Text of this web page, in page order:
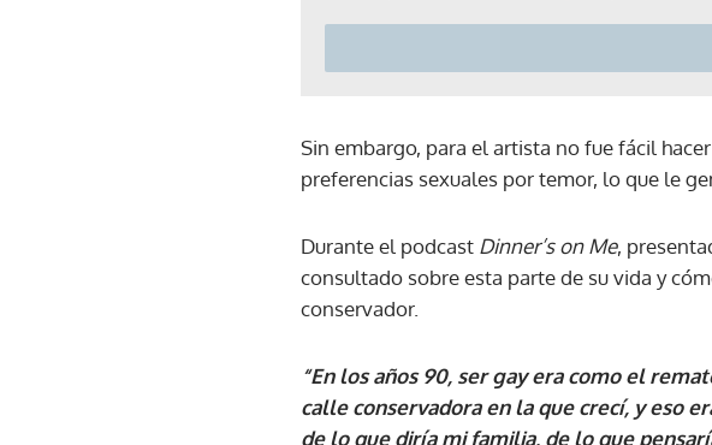
Sin embargo, para el artista no fue fácil
preferencias sexuales por temor, lo que le
Durante el podcast Dinner’s on Me,
consultado sobre esta parte de su vida y
conservador.
“En los años 90, ser gay era como el
calle conservadora en la que crecí, y eso
de lo que diría mi familia, de lo que